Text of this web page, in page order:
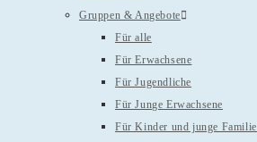
Gruppen & Angebote
Für alle
Für Erwachsene
Für Jugendliche
Für Junge Erwachsene
Für Kinder und junge